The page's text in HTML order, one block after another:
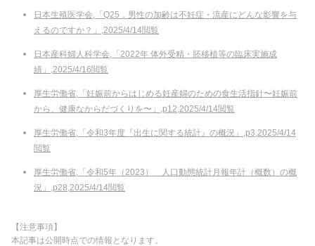
日本生殖医学会,「Q25．男性の加齢は不妊症・流産にどんな影響を与
えるのですか？」,2025/4/14閲覧
日本産科婦人科学会,「2022年 体外受精・胚移植等の臨床実施成
績」,2025/4/16閲覧
厚生労働省,「妊娠前からはじめる妊産婦のための食生活指針〜妊娠前
から、健康なからだづくりを〜」,p12,2025/4/14閲覧
厚生労働省,「令和3年度『出生に関する統計』の概況」,p3,2025/4/14
閲覧
厚生労働省,「令和5年（2023） 人口動態統計月報年計（概数）の概
況」,p28,2025/4/14閲覧
【注意事項】
本記事は公開時点での情報となります。